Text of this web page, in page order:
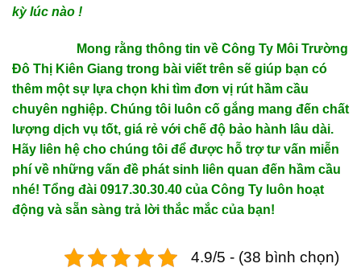
kỳ lúc nào !
Mong rằng thông tin về Công Ty Môi Trường
Đô Thị Kiên Giang trong bài viết trên sẽ giúp bạn có
thêm một sự lựa chọn khi tìm đơn vị rút hầm cầu
chuyên nghiệp. Chúng tôi luôn cố gắng mang đến chất
lượng dịch vụ tốt, giá rẻ với chế độ bảo hành lâu dài.
Hãy liên hệ cho chúng tôi để được hỗ trợ tư vấn miễn
phí về những vấn đề phát sinh liên quan đến hầm cầu
nhé! Tổng đài 0917.30.30.40 của Công Ty luôn hoạt
động và sẵn sàng trả lời thắc mắc của bạn!
4.9/5 - (38 bình chọn)